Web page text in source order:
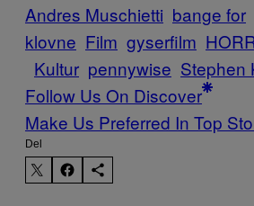
Andres Muschietti bange for
klovne Film gyserfilm
Kultur pennywise Stephen
Follow Us On Discover
Make Us Preferred In Top
Del